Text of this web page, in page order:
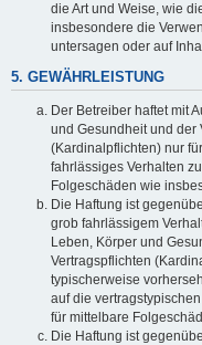
die Art und Weise, wie
insbesondere die
untersagen oder auf
5. GEWÄHRLEISTUNG
Der Betreiber haftet mit
und Gesundheit und der
(Kardinalpflichten) nur
fahrlässiges Verhalten
Folgeschäden wie
Die Haftung ist
grob fahrlässigem
Leben, Körper und
Vertragspflichten
typischerweise
auf die
für mittelbare
Die Haftung ist